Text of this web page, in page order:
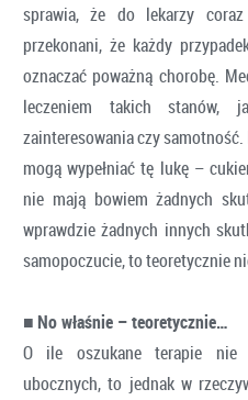
sprawia, że do lekarzy
przekonani, że każdy
oznaczać poważną chorobę.
leczeniem takich stanów,
zainteresowania czy
mogą wypełniać tę lukę –
nie mają bowiem żadnych
wprawdzie żadnych innych
samopoczucie, to teoretycznie
■ No właśnie – teoretycznie…
O ile oszukane terapie nie
ubocznych, to jednak w